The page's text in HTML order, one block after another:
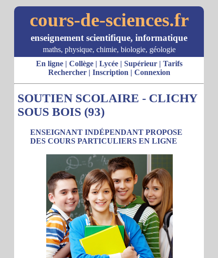
cours-de-sciences.fr
enseignement scientifique, informatique
maths, physique, chimie, biologie, géologie
En ligne| Collège| Lycée| Supérieur| Tarifs
Rechercher| Inscription | Connexion
SOUTIEN SCOLAIRE - CLICHY
SOUS BOIS (93)
ENSEIGNANT INDÉPENDANT PROPOSE
DES COURS PARTICULIERS EN LIGNE